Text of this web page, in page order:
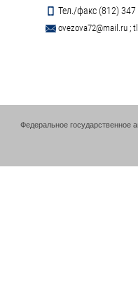
Тел./факс (812)
ovezova72@mail.ru ;
Федеральное государственное